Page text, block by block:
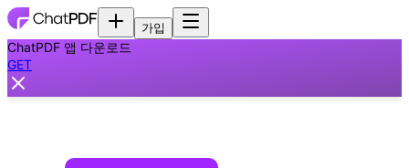
가입
ChatPDF 앱 다운로드
GET